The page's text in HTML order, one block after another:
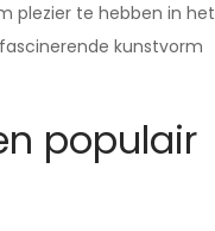
plezier te hebben in het
kunstvorm
populair